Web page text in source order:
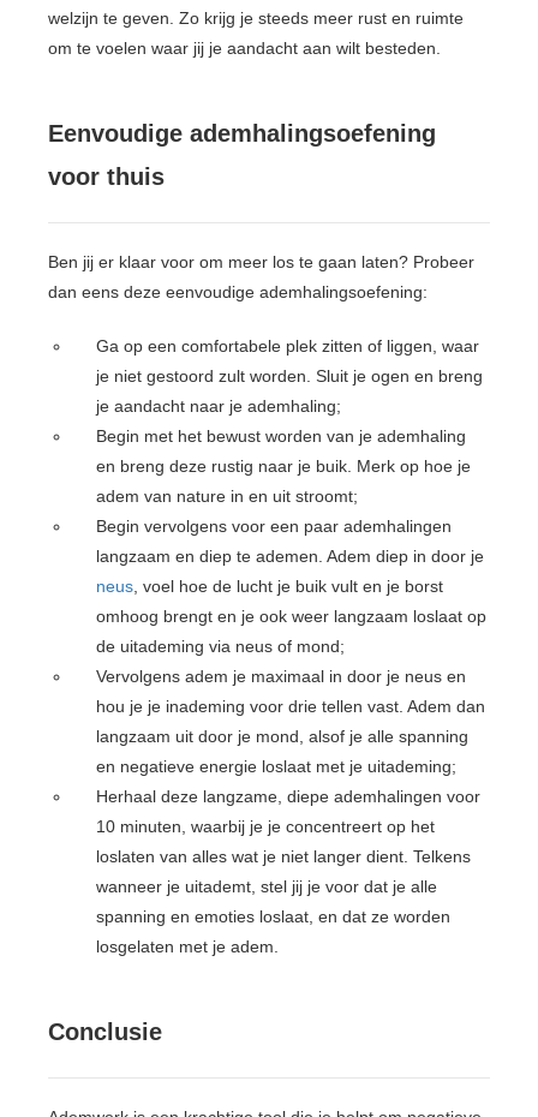
welzijn te geven. Zo krijg je steeds meer rust en ruimte
om te voelen waar jij je aandacht aan wilt besteden.
Eenvoudige ademhalingsoefening
voor thuis
Ben jij er klaar voor om meer los te gaan laten? Probeer
dan eens deze eenvoudige ademhalingsoefening:
Ga op een comfortabele plek zitten of liggen, waar
je niet gestoord zult worden. Sluit je ogen en breng
je aandacht naar je ademhaling;
Begin met het bewust worden van je ademhaling
en breng deze rustig naar je buik. Merk op hoe je
adem van nature in en uit stroomt;
Begin vervolgens voor een paar ademhalingen
langzaam en diep te ademen. Adem diep in door je
neus , voel hoe de lucht je buik vult en je borst
omhoog brengt en je ook weer langzaam loslaat op
de uitademing via neus of mond;
Vervolgens adem je maximaal in door je neus en
hou je je inademing voor drie tellen vast. Adem dan
langzaam uit door je mond, alsof je alle spanning
en negatieve energie loslaat met je uitademing;
Herhaal deze langzame, diepe ademhalingen voor
10 minuten, waarbij je je concentreert op het
loslaten van alles wat je niet langer dient. Telkens
wanneer je uitademt, stel jij je voor dat je alle
spanning en emoties loslaat, en dat ze worden
losgelaten met je adem.
Conclusie